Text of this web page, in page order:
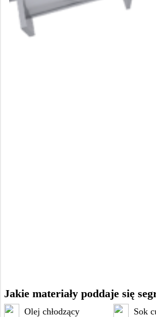
Jakie materiały poddaje się
Olej chłodzący Sok